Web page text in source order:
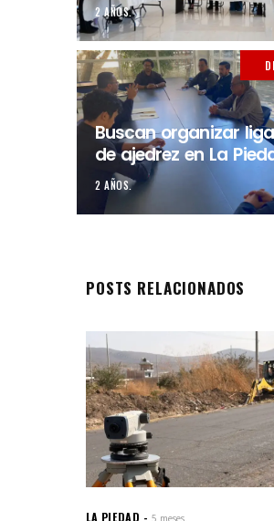
2 AÑOS.
Buscan organizar liga
de ajedrez en La
2 AÑOS.
POSTS RELACIONADOS
LA PIEDAD 5 meses.